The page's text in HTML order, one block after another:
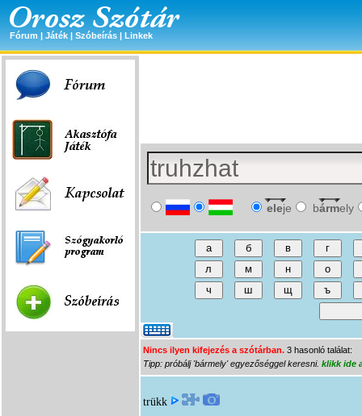
Fórum | Játék | Szóbeírás | Linkek
eleje bármely
Nincs ilyen kifejezés a szótárban. 3 hasonló találat:
Tipp: próbálj 'bármely' egyezőséggel keresni. klikk ide
trükk